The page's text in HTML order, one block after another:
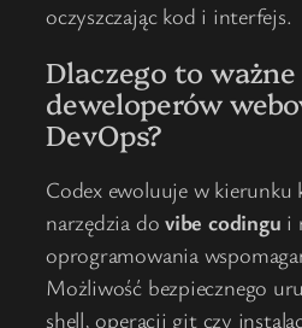
oczyszczając kod i interfejs.
Dlaczego to
deweloperów
DevOps?
Codex ewoluuje w kierunku
narzędzia dovibe codingu i
oprogramowania
Możliwość bezpiecznego
shell, operacji git czy